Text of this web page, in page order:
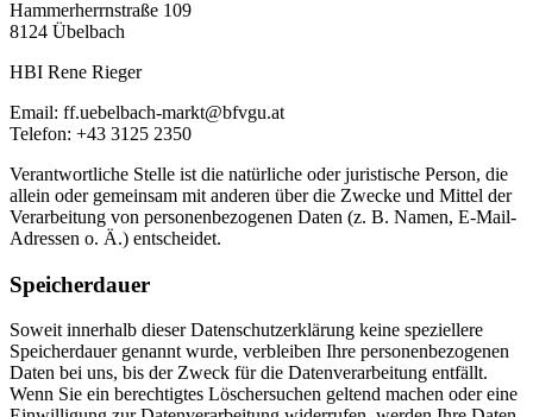
Hammerherrnstraße 109
8124 Übelbach
HBI Rene Rieger
Email: ff.uebelbach-markt@bfvgu.at
Telefon: +43 3125 2350
Verantwortliche Stelle ist die natürliche oder juristische Person, die
allein oder gemeinsam mit anderen über die Zwecke und Mittel der
Verarbeitung von personenbezogenen Daten (z. B. Namen, E-Mail-
Adressen o. Ä.) entscheidet.
Speicherdauer
Soweit innerhalb dieser Datenschutzerklärung keine speziellere
Speicherdauer genannt wurde, verbleiben Ihre personenbezogenen
Daten bei uns, bis der Zweck für die Datenverarbeitung entfällt.
Wenn Sie ein berechtigtes Löschersuchen geltend machen oder eine